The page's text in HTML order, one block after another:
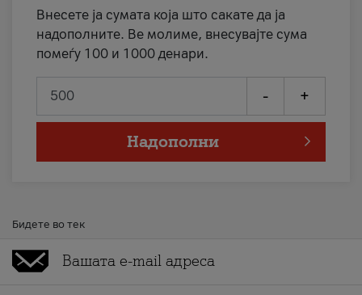
Внесете ја сумата која што сакате да ја
надополните. Ве молиме, внесувајте сума
помеѓу 100 и 1000 денари.
- +
Надополни
Бидете во тек